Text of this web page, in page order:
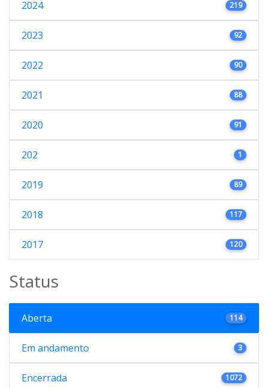
2024 219
2023 92
2022 90
2021 88
2020 91
202 1
2019 89
2018 117
2017 120
Status
Aberta 114
Em andamento 3
Encerrada 1072